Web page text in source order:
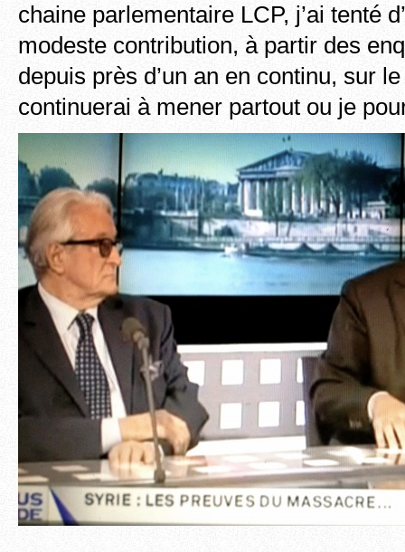
chaine parlementaire LCP, j’ai tenté
modeste contribution, à partir des
depuis près d’un an en continu, sur
continuerai à mener partout ou je